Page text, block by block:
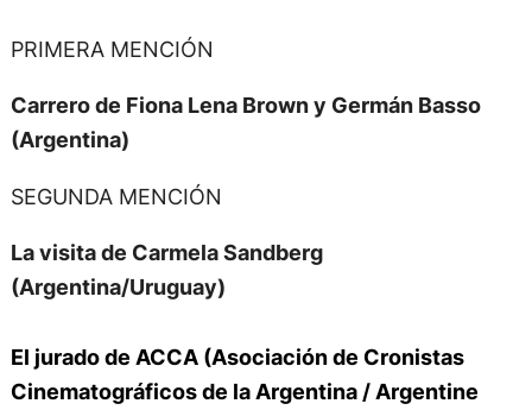
PRIMERA MENCIÓN
Carrero de Fiona Lena Brown y Germán Basso
(Argentina)
SEGUNDA MENCIÓN
La visita de Carmela Sandberg
(Argentina/Uruguay)
El jurado de ACCA (Asociación de Cronistas
Cinematográficos de la Argentina / Argentine